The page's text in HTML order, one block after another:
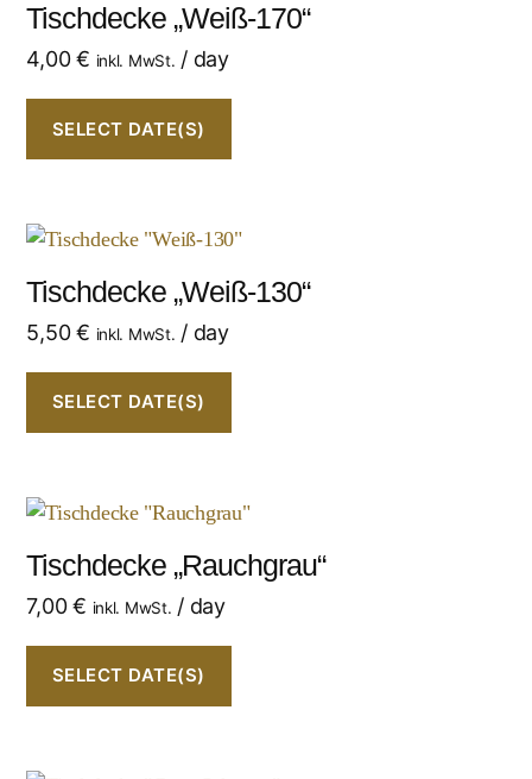
Tischdecke „Weiß-170“
4,00€ inkl. MwSt. / day
SELECT DATE(S)
Tischdecke „Weiß-130“
5,50€ inkl. MwSt. / day
SELECT DATE(S)
Tischdecke „Rauchgrau“
7,00€ inkl. MwSt. / day
SELECT DATE(S)